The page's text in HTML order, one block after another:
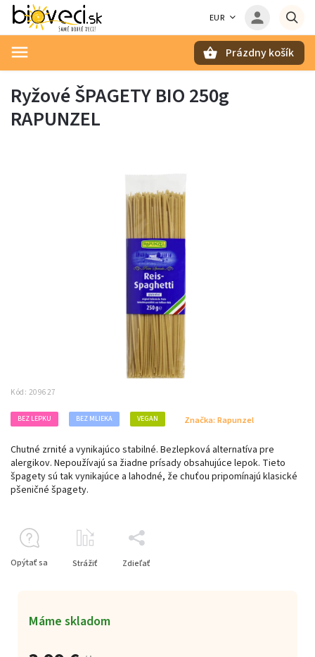
EUR
Prázdny košík
Ryžové ŠPAGETY BIO 250g
RAPUNZEL
Kód: 209627
BEZ LEPKU BEZ MLIEKA VEGAN Značka: Rapunzel
Máme skladom
Chutné zrnité a vynikajúco stabilné. Bezlepková alternatíva pre
alergikov. Nepoužívajú sa žiadne prísady obsahujúce lepok. Tieto
špagety sú tak vynikajúce a lahodné, že chuťou pripomínajú klasické
pšeničné špagety.
Opýtať sa Strážiť Zdieľať